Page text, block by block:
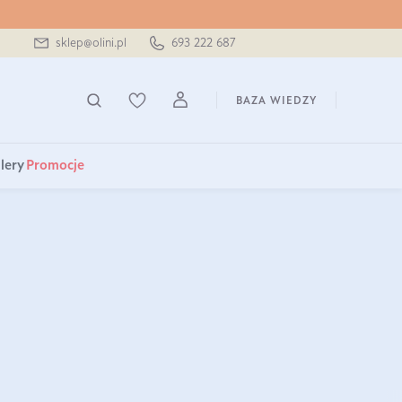
sklep@olini.pl 693 222 687
BAZA WIEDZY
Promocje